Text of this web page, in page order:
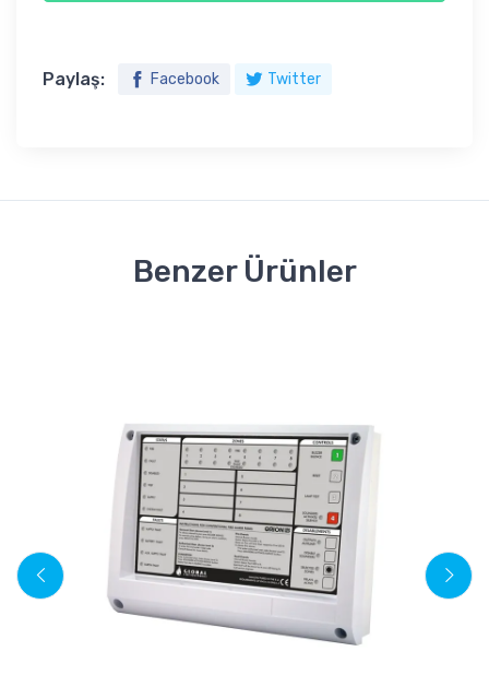
Paylaş: Facebook Twitter
Benzer Ürünler